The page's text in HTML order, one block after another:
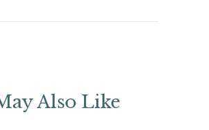
Also Like